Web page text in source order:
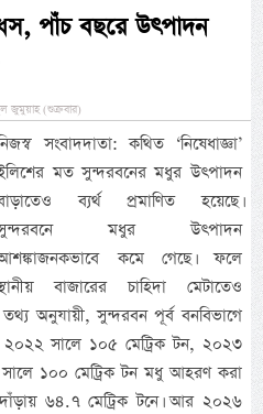
পাঁচ বছরে উৎপাদন
(শুক্রবার)
সংবাদদাতা: কথিত ‘নিষেধাজ্ঞা’
মত সুন্দরবনের মধুর উৎপাদন
ব্যর্থ প্রমাণিত হয়েছে।
মধুর উৎপাদন
কমে গেছে। ফলে
বাজারের চাহিদা মেটাতেও
অনুযায়ী, সুন্দরবন পূর্ব বনবিভাগে
সালে ১০৫ মেট্রিক টন, ২০২৩
১০০ মেট্রিক টন মধু আহরণ করা
৬৪.৭ মেট্রিক টনে। আর ২০২৬